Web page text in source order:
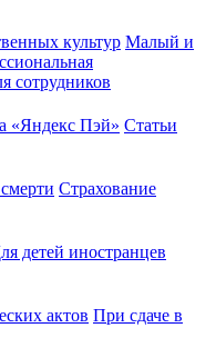
культур Малый и
сотрудников
«Яндекс Пэй» Статьи
Страхование
детей иностранцев
актов При сдаче в